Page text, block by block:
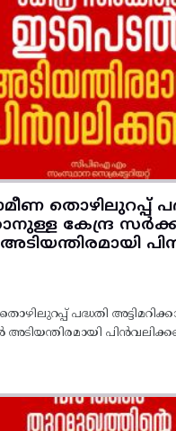
തൊഴിലുറപ്പ്‌
കേന്ദ്ര
പദ്ധതി
അടിയന്തിരമായി